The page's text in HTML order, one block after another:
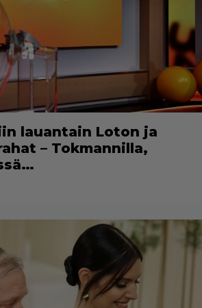
lauantain Loton ja
– Tokmannilla,